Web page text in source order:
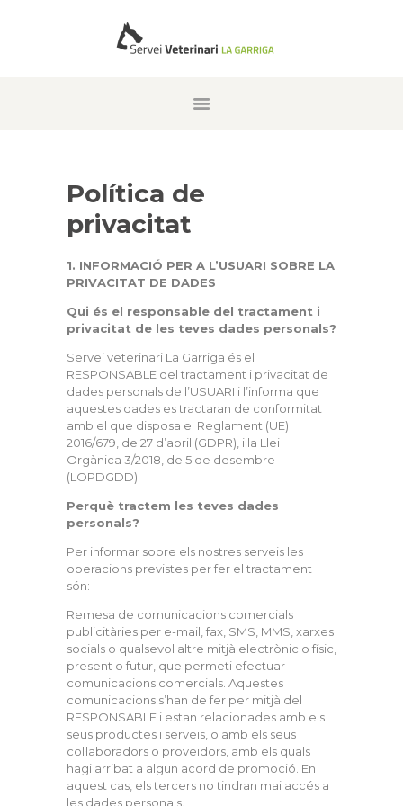
SERVEIS
GALERIA D’IMATGES
RECORDA
CONTACTE
CATALÀ
Política de
privacitat
1. INFORMACIÓ PER A L’USUARI SOBRE LA
PRIVACITAT DE DADES
Qui és el responsable del tractament i
privacitat de les teves dades personals?
Servei veterinari La Garriga és el
RESPONSABLE del tractament i privacitat de
dades personals de l’USUARI i l’informa que
aquestes dades es tractaran de conformitat
amb el que disposa el Reglament (UE)
2016/679, de 27 d’abril (GDPR), i la Llei
Orgànica 3/2018, de 5 de desembre
(LOPDGDD).
Perquè tractem les teves dades
personals?
Per informar sobre els nostres serveis les
operacions previstes per fer el tractament
són:
Remesa de comunicacions comercials
publicitàries per e-mail, fax, SMS, MMS, xarxes
socials o qualsevol altre mitjà electrònic o físic,
present o futur, que permeti efectuar
comunicacions comercials. Aquestes
comunicacions s’han de fer per mitjà del
RESPONSABLE i estan relacionades amb els
seus productes i serveis, o amb els seus
col·laboradors o proveïdors, amb els quals
hagi arribat a algun acord de promoció. En
aquest cas, els tercers no tindran mai accés a
les dades personals.